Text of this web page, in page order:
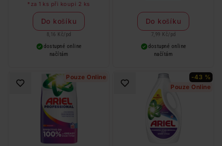
*za 1 ks při koupi 2 ks
Do košíku
8,16 Kč/ pd
dostupné online
načítám
Do košíku
7,99 Kč/ pd
dostupné online
načítám
Pouze Online
-43 %
Pouze Online